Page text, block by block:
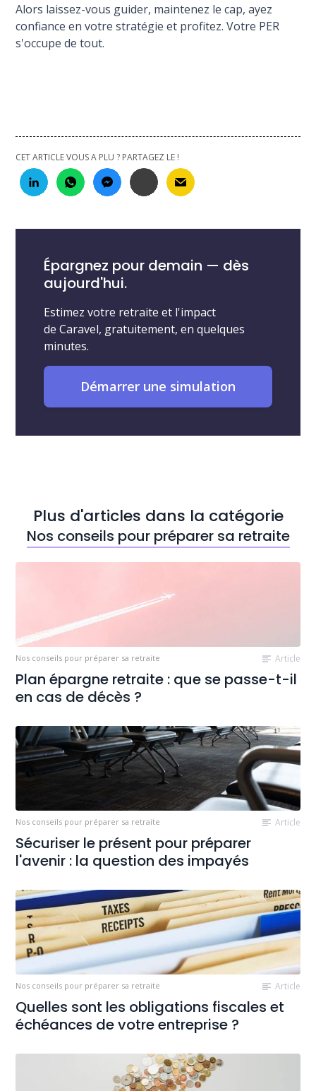
Alors laissez-vous guider, maintenez le cap, ayez
confiance en votre stratégie et profitez. Votre PER
s'occupe de tout.
CET ARTICLE VOUS A PLU ? PARTAGEZ LE !
Épargnez pour demain — dès
aujourd'hui.
Estimez votre retraite et l'impact
de Caravel, gratuitement, en quelques
minutes.
Démarrer une simulation
Plus d'articles dans la catégorie
Nos conseils pour préparer sa retraite
Nos conseils pour préparer sa retraite Article
Plan épargne retraite : que se passe-t-il
en cas de décès ?
Nos conseils pour préparer sa retraite Article
Sécuriser le présent pour préparer
l'avenir : la question des impayés
Nos conseils pour préparer sa retraite Article
Quelles sont les obligations fiscales et
échéances de votre entreprise ?